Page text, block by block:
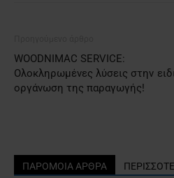
WOODNIMAC SERVICE:
Ολοκληρωμένες λύσεις στην
οργάνωση της παραγωγής!
ΠΑΡΟΜΟΙΑ ΑΡΘΡΑ